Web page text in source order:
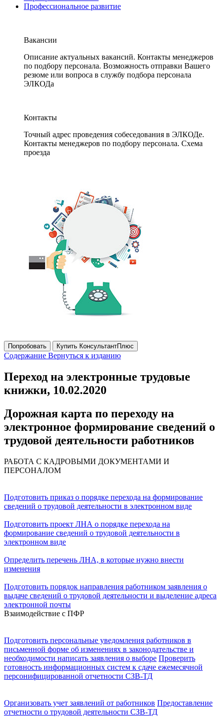
Профессиональное развитие
Вакансии
Описание актуальных вакансий. Контакты менеджеров
по подбору персонала. Возможность отправки Вашего
резюме или вопроса в службу подбора персонала
ЭЛКОДа
Контакты
Точный адрес проведения собеседования в ЭЛКОДе.
Контакты менеджеров по подбору персонала. Схема
проезда
Попробовать Купить КонсультантПлюс
Содержание Вернуться к изданию
Переход на электронные трудовые
книжки, 10.02.2020
Дорожная карта по переходу на
электронное формирование сведений о
трудовой деятельности работников
РАБОТА С КАДРОВЫМИ ДОКУМЕНТАМИ И
ПЕРСОНАЛОМ
Подготовить приказ о порядке перехода на формирование
сведений о трудовой деятельности в электронном виде
Подготовить проект ЛНА о порядке перехода на
формирование сведений о трудовой деятельности в
электронном виде
Определить перечень ЛНА, в которые нужно внести
изменения
Подготовить порядок направления работником заявления о
выдаче сведений о трудовой деятельности и выделение адреса
электронной почты
Взаимодействие с ПФР
Подготовить персональные уведомления работников в
письменной форме об изменениях в законодательстве и
необходимости написать заявления о выборе Проверить
готовность информационных систем к сдаче ежемесячной
персонифицированной отчетности СЗВ-ТД
Организовать учет заявлений от работников Предоставление
отчетности о трудовой деятельности СЗВ-ТД